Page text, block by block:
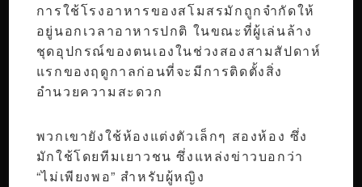
การใช้โรงอาหารของสโมสรมักถูกจำกัดให้
อยู่นอกเวลาอาหารปกติ ในขณะที่ผู้เล่นล้าง
ชุดอุปกรณ์ของตนเองในช่วงสองสามสัปดาห์
แรกของฤดูกาลก่อนที่จะมีการติดตั้งสิ่ง
อำนวยความสะดวก
พวกเขายังใช้ห้องแต่งตัวเล็กๆ สองห้อง ซึ่ง
มักใช้โดยทีมเยาวชน ซึ่งแหล่งข่าวบอกว่า
“ไม่เพียงพอ” สำหรับผู้หญิง